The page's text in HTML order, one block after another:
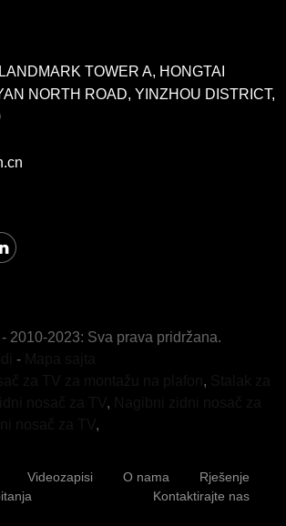
TOWER A, HONGTAI
NORTH ROAD, YINZHOU DISTRICT,
2010-2023: Sva prava pridržana.
-
,
,
,
Videozapisi O nama
Rješenje
Kontaktirajte nas